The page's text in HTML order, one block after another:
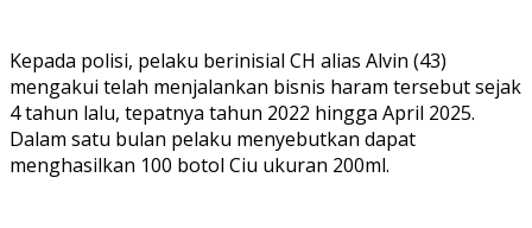
Kepada polisi, pelaku berinisial CH alias Alvin (43)
mengakui telah menjalankan bisnis haram tersebut sejak
4 tahun lalu, tepatnya tahun 2022 hingga April 2025.
Dalam satu bulan pelaku menyebutkan dapat
menghasilkan 100 botol Ciu ukuran 200ml.